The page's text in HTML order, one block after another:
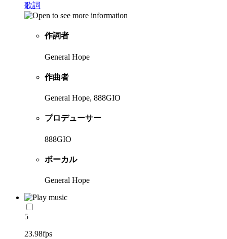
歌詞
作詞者
General Hope
作曲者
General Hope, 888GIO
プロデューサー
888GIO
ボーカル
General Hope
5
23.98fps